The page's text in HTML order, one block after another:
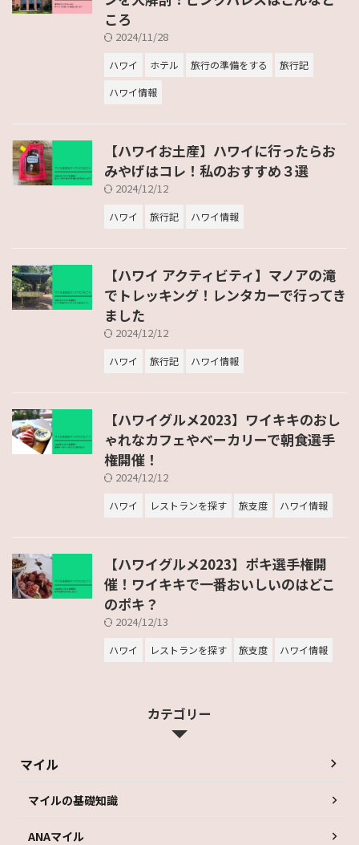
ころ
2024/11/28
ハワイ ホテル 旅行の準備をする
旅行記
ハワイ情報
【ハワイお土産】ハワイに行ったらお
みやげはコレ！私のおすすめ３選
2024/12/12
ハワイ 旅行記 ハワイ情報
【ハワイ アクティビティ】マノアの滝
でトレッキング！レンタカーで行ってき
ました
2024/12/12
ハワイ 旅行記 ハワイ情報
【ハワイグルメ2023】ワイキキのおし
ゃれなカフェやベーカリーで朝食選手
権開催！
2024/12/12
ハワイ レストランを探す 旅支度 ハワイ情報
【ハワイグルメ2023】ポキ選手権開
催！ワイキキで一番おいしいのはどこ
のポキ？
2024/12/13
ハワイ レストランを探す 旅支度 ハワイ情報
カテゴリー
マイル
マイルの基礎知識
ANAマイル